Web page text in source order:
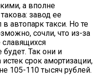
а вполне
завод ее
автопарк такси. Но те
сочли, что из-за
Так они и
срок амортизации,
105-110 тысяч рублей.